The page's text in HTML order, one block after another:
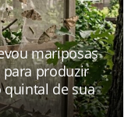
mariposas
para produzir
quintal de sua